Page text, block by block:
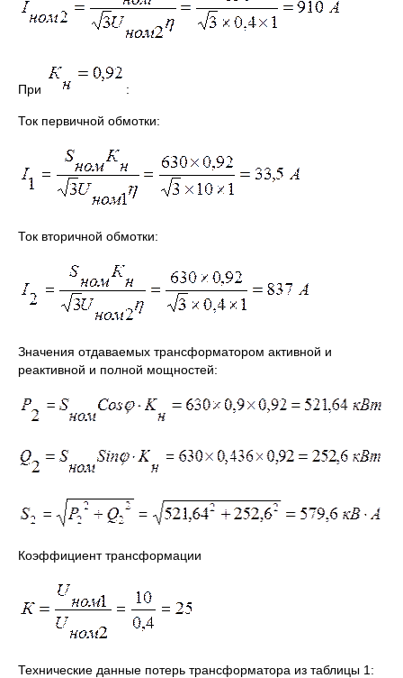
При :
Ток первичной обмотки:
Ток вторичной обмотки:
Значения отдаваемых трансформатором активной и
реактивной и полной мощностей:
Коэффициент трансформации
Технические данные потерь трансформатора из таблицы 1: